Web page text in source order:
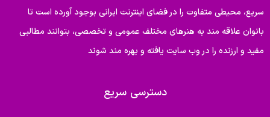
سریع، محیطی متفاوت را در فضای اینترنت ایرانی بوجود آورده است تا
بانوان علاقه مند به هنرهای مختلف عمومی و تخصصی، بتوانند مطالبی
مفید و ارزنده را در وب سایت یافته و بهره مند شوند
دسترسی سریع